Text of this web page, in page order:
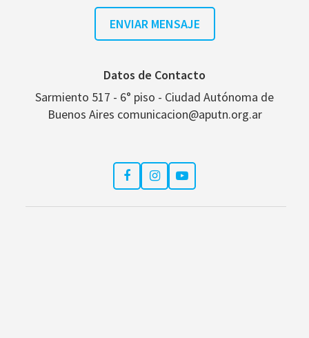
Datos de Contacto
Sarmiento 517 - 6° piso - Ciudad Autónoma de
Buenos Aires comunicacion@aputn.org.ar